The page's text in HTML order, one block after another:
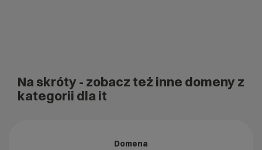
Na skróty - zobacz też inne domeny z
kategorii dla it
Domena